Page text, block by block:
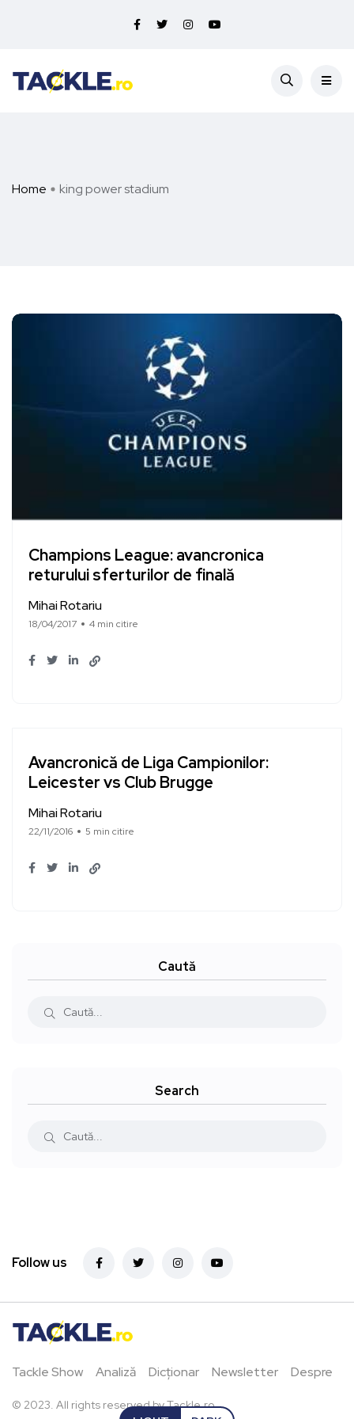
Home king power stadium
Champions League: avancronica
returului sferturilor de finală
Mihai Rotariu
18/04/2017 4 min citire
Avancronică de Liga Campionilor:
Leicester vs Club Brugge
Mihai Rotariu
22/11/2016 5 min citire
Caută
Search
Follow us
Tackle Show Analiză Dicționar Newsletter Despre
© 2023. All rights reserved by Tackle.ro.